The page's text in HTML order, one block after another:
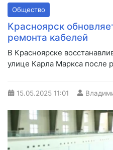
Общество
Красноярск
ремонта кабелей
В Красноярске
улице Карла Маркса после
15.05.2025 11:01